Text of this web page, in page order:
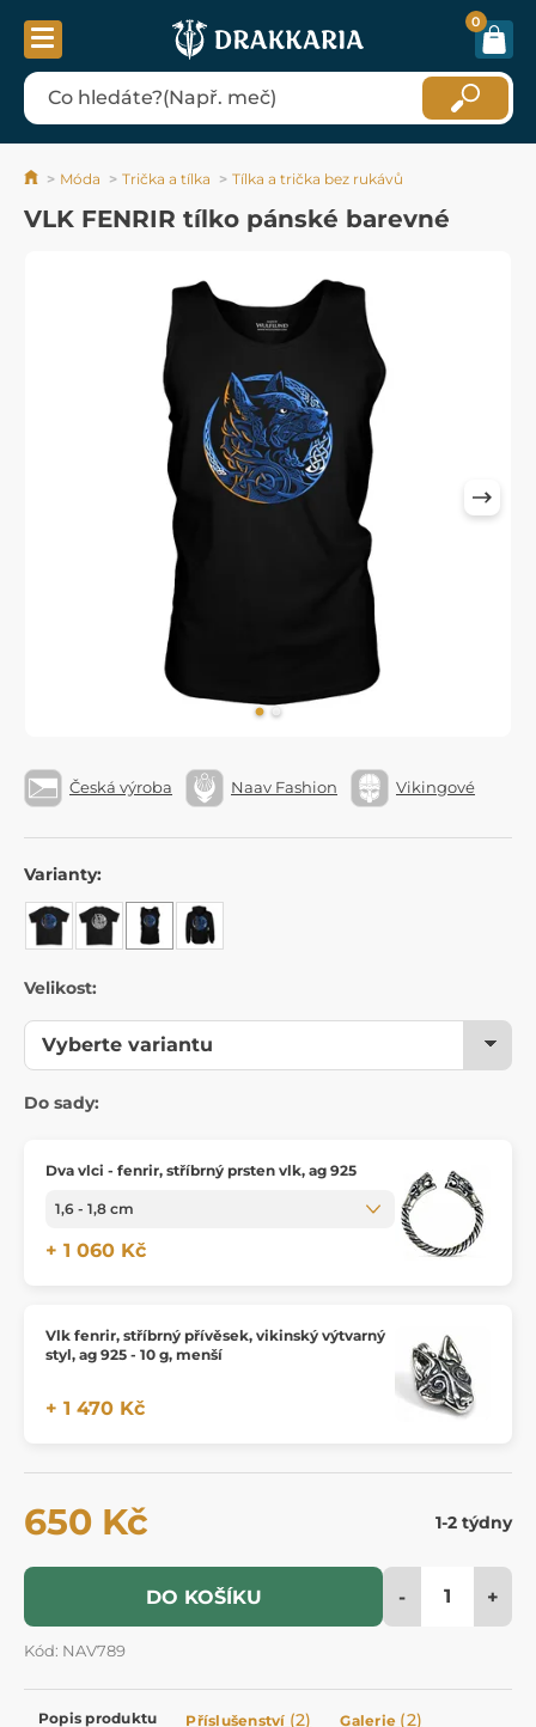
0
Móda Trička a tílka Tílka a trička bez rukávů
VLK FENRIR tílko pánské barevné
Česká výroba Naav Fashion Vikingové
Varianty:
Velikost:
Do sady:
Dva vlci - fenrir, stříbrný prsten vlk, ag 925
+ 1 060 Kč
Vlk fenrir, stříbrný přívěsek, vikinský výtvarný
styl, ag 925 - 10 g, menší
+ 1 470 Kč
650 Kč 1-2 týdny
DO KOŠÍKU - +
Kód: NAV789
Popis produktu Příslušenství (2) Galerie (2)